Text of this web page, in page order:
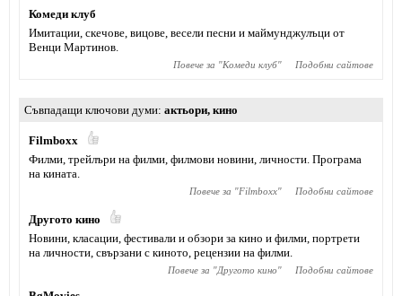
Комеди клуб
Имитации, скечове, вицове, весели песни и маймунджулъци от
Венци Мартинов.
Повече за "Комеди клуб" Подобни сайтове
Съвпадащи ключови думи актьори, кино
Filmboxx
Филми, трейлъри на филми, филмови новини, личности. Програма
на кината.
Повече за "Filmboxx" Подобни сайтове
Другото кино
Новини, класации, фестивали и обзори за кино и филми, портрети
на личности, свързани с киното, рецензии на филми.
Повече за "Другото кино" Подобни сайтове